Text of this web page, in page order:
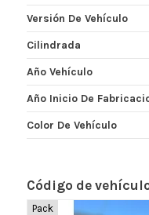
Versión De Vehículo
Cilindrada
Año Vehículo
Año Inicio De
Color De Vehículo
Código de
Pack